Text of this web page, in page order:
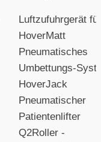
Luftzufuhrgerät
HoverMatt
Pneumatisches
Umbettungs-
HoverJack
Pneumatischer
Patientenlifter
Q2Roller -